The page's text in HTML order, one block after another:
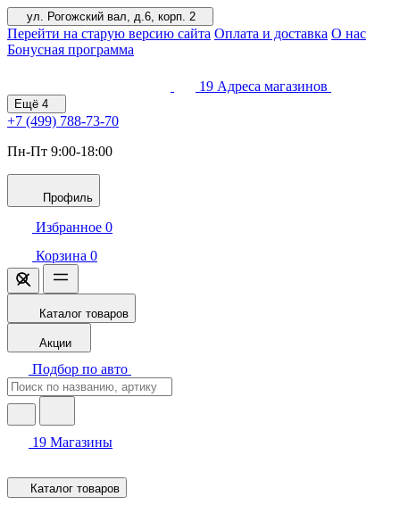
ул. Рогожский вал, д.6, корп. 2
Перейти на старую версию сайта Оплата и доставка О нас
Бонусная программа
19 Адреса магазинов
Ещё 4
+7 (499) 788-73-70
Пн-Пт 9:00-18:00
Профиль
Избранное 0
Корзина 0
Каталог товаров
Акции
Подбор по авто
19 Магазины
Каталог товаров